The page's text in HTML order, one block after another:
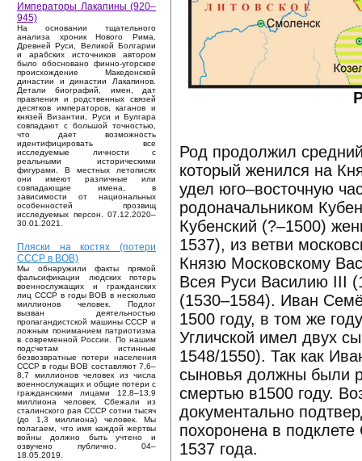
Императоры Лакапины (920–
945)
На основании тщательного
анализа хроник Нового Рима,
Древней Руси, Великой Болгарии
и арабских источников автором
было обосновано финно-угорское
происхождение Македонской
династии и династии Лакапинов.
Детали биографий, имен, дат
правления и родственных связей
десятков императоров, каганов и
князей Византии, Руси и Булгара
совпадают с большой точностью,
что дает возможность
идентифицировать все
исследуемые личности с
реальными историческими
фигурами. В местных летописях
они имеют различные или
совпадающие имена, в
зависимости от национальных
особенностей прозвищ
исследуемых персон. 07.12.2020–
30.01.2021.
Пляски на костях (потери
СССР в ВОВ)
Мы обнаружили факты прямой
фальсификации людских потерь
военнослужащих и гражданских
лиц СССР в годы ВОВ в несколько
миллионов человек. Подлог
вызван деятельностью
пропагандистской машины СССР и
ложным пониманием патриотизма
в современной России. По нашим
подсчетам истинные
безвозвратные потери населения
СССР в годы ВОВ составляют 7,6–
8,7 миллионов человек из числа
военнослужащих и общие потери с
гражданскими лицами 12,8–13,9
миллиона человек. Сбежали из
сталинского рая СССР сотни тысяч
(до 1,3 миллиона) человек. Мы
полагаем, что имя каждой жертвы
войны должно быть учтено и
озвучено публично. 04–
18.05.2019.
Род продолжил
который женился на
удел юго–восточную
родоначальником
Кубенский (?–1500)
1537), из ветви
Князю Московскому
Всея Руси Василию III
(1530–1584). Иван
1500 году, в том же
Угличской имел двух
1548/1550). Так как
сыновья должны были
смертью в1500 году.
документально
похоронена в
1537 года.